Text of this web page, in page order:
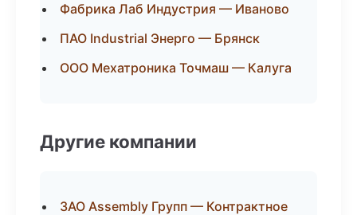
Фабрика Лаб Индустрия — Иваново
ПАО Industrial Энерго — Брянск
ООО Мехатроника Точмаш — Калуга
Другие компании
ЗАО Assembly Групп — Контрактное